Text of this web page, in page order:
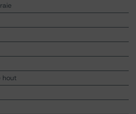
hout